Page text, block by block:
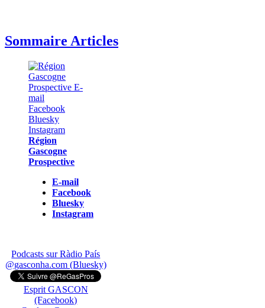
Sommaire Articles
Région
Gascogne
Prospective
E-mail
Facebook
Bluesky
Instagram
Podcasts sur Ràdio País
@gasconha.com (Bluesky)
Esprit GASCON
(Facebook)